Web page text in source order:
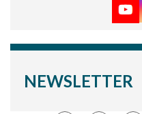
NEWSLETTER